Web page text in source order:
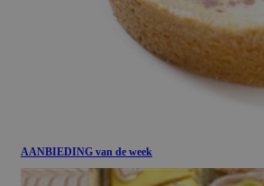
AANBIEDING van de week